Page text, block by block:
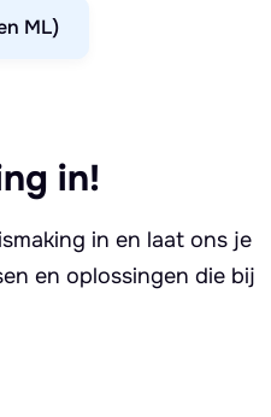
ML)
in!
in en laat ons je
en oplossingen die bij